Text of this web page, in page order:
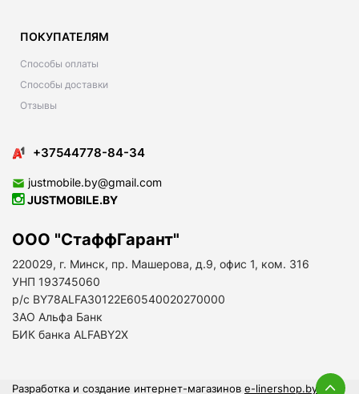
ПОКУПАТЕЛЯМ
Способы оплаты
Способы доставки
Отзывы
+37544778-84-34
justmobile.by@gmail.com
JUSTMOBILE.BY
ООО "СтаффГарант"
220029, г. Минск, пр. Машерова, д.9, офис 1, ком. 316
УНП 193745060
р/с BY78ALFA30122E60540020270000
ЗАО Альфа Банк
БИК банка ALFABY2X
Разработка и создание интернет-магазинов e-linershop.by